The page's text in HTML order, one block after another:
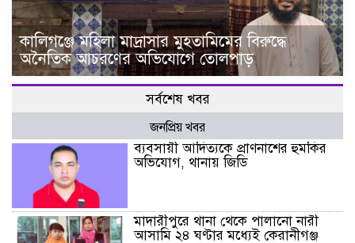
কালিগঞ্জে মহিলা মাদ্রাসার মুহতামিমের বিরুদ্ধে
অনৈতিক আচরণের অভিযোগে তোলপাড়
সর্বশেষ খবর
জনপ্রিয় খবর
ব্যবসায়ী আদিত্যকে প্রাণনাশের হুমকির
অভিযোগ, থানায় জিডি
মাদারীপুরে থানা থেকে পালানো নারী
আসামি ২৪ ঘণ্টার মধ্যেই কেরানীগঞ্জ